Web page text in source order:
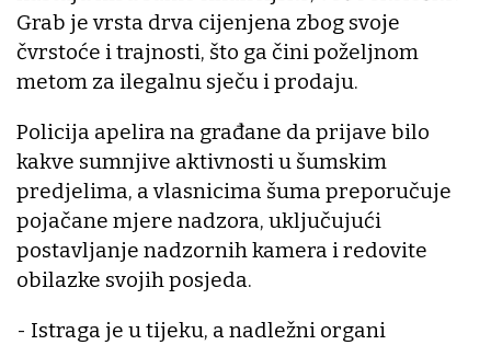
Grab je vrsta drva cijenjena zbog svoje
čvrstoće i trajnosti, što ga čini poželjnom
metom za ilegalnu sječu i prodaju.
Policija apelira na građane da prijave bilo
kakve sumnjive aktivnosti u šumskim
predjelima, a vlasnicima šuma preporučuje
pojačane mjere nadzora, uključujući
postavljanje nadzornih kamera i redovite
obilazke svojih posjeda.
- Istraga je u tijeku, a nadležni organi